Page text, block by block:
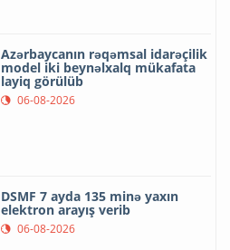
Azərbaycanın rəqəmsal idarəçilik
model iki beynəlxalq mükafata
layiq görülüb
06-08-2026
DSMF 7 ayda 135 minə yaxın
elektron arayış verib
06-08-2026